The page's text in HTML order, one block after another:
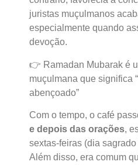
juristas muçulmanos
especialmente quando
devoção.
👉 Ramadan Mubarak é
muçulmana que significa
abençoado”
Com o tempo, o café
e depois das orações,
sextas-feiras (dia
Além disso, era comum